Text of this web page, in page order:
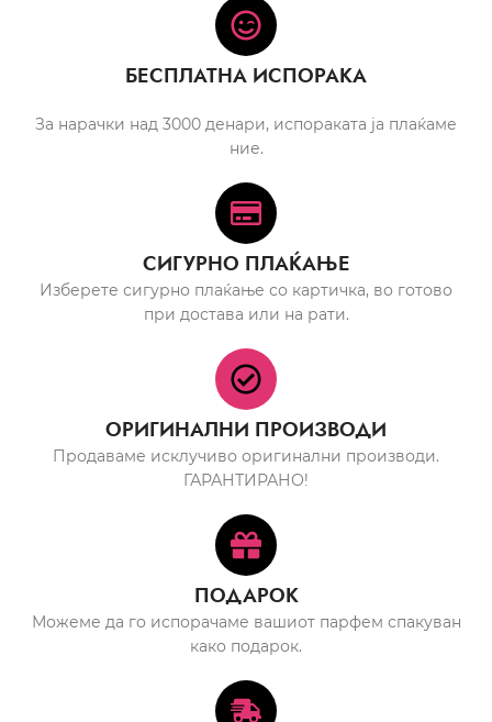
БЕСПЛАТНА ИСПОРАКА
За нарачки над 3000 денари, испораката ја плаќаме
ние.
СИГУРНО ПЛАЌАЊЕ
Изберете сигурно плаќање со картичка, во готово
при достава или на рати.
ОРИГИНАЛНИ ПРОИЗВОДИ
Продаваме исклучиво оригинални производи.
ГАРАНТИРАНО!
ПОДАРОК
Можеме да го испорачаме вашиот парфем спакуван
како подарок.